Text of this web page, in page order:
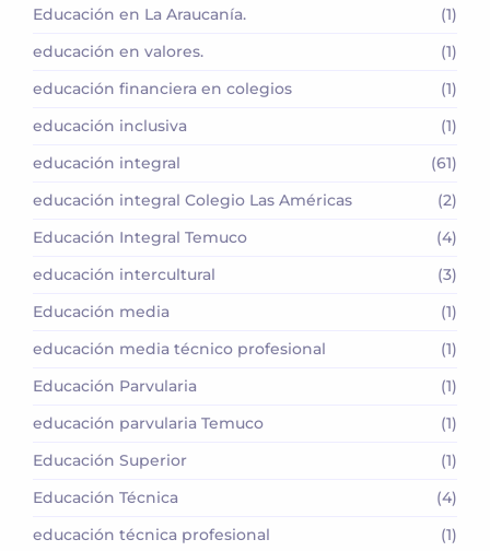
Educación en La Araucanía.
(1)
educación en valores.
(1)
educación financiera en colegios
(1)
educación inclusiva
(1)
educación integral
(61)
educación integral Colegio Las Américas
(2)
Educación Integral Temuco
(4)
educación intercultural
(3)
Educación media
(1)
educación media técnico profesional
(1)
Educación Parvularia
(1)
educación parvularia Temuco
(1)
Educación Superior
(1)
Educación Técnica
(4)
educación técnica profesional
(1)